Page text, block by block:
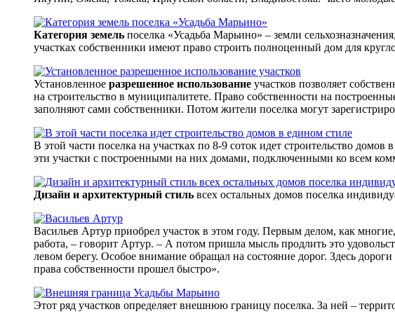
Категория земель поселка «Усадьба Марьино» – земли
участках собственники имеют право строить полноценный дом для
Установленное разрешенное использование участков позволяет
на строительство в муниципалитете. Право собственности на
заполняют сами собственники. Потом жители поселка могут
В этой части поселка на участках по 8-9 соток идет строительство
эти участки с построенными на них домами, подключенными ко всем
Дизайн и архитектурный стиль всех остальных домов поселка
Васильев Артур приобрел участок в этом году. Первым делом, как
работа, – говорит Артур. – А потом пришла мысль продлить это
левом берегу. Особое внимание обращал на состояние дорог. Здесь
права собственности прошел быстро».
Этот ряд участков определяет внешнюю границу поселка. За ней –